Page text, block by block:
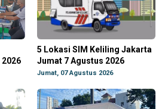
5 Lokasi SIM Keliling Jakarta
Jumat 7 Agustus 2026
Jumat, 07 Agustus 2026